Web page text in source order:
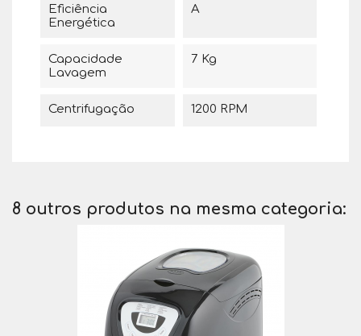
Eficiência
Energética
A
Capacidade
Lavagem
7 Kg
Centrifugação 1200 RPM
8 outros produtos na mesma categoria: